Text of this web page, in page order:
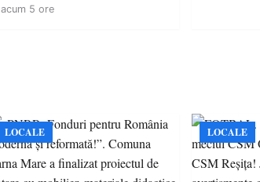
spectaculoase, premii și un jurat
acum 5 ore
LOCALE LOCALE